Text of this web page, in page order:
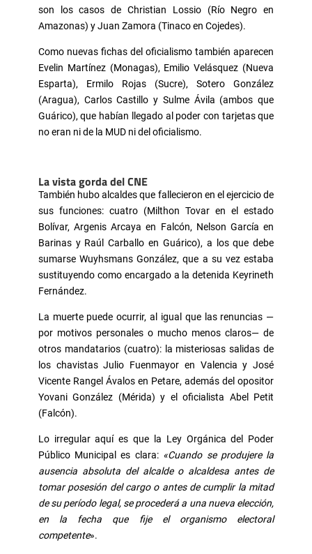
son los casos de Christian Lossio (Río Negro en
Amazonas) y Juan Zamora (Tinaco en Cojedes).
Como nuevas fichas del oficialismo también aparecen
Evelin Martínez (Monagas), Emilio Velásquez (Nueva
Esparta), Ermilo Rojas (Sucre), Sotero González
(Aragua), Carlos Castillo y Sulme Ávila (ambos que
Guárico), que habían llegado al poder con tarjetas que
no eran ni de la MUD ni del oficialismo.
La vista gorda del CNE
También hubo alcaldes que fallecieron en el ejercicio de
sus funciones: cuatro (Milthon Tovar en el estado
Bolívar, Argenis Arcaya en Falcón, Nelson García en
Barinas y Raúl Carballo en Guárico), a los que debe
sumarse Wuyhsmans González, que a su vez estaba
sustituyendo como encargado a la detenida Keyrineth
Fernández.
La muerte puede ocurrir, al igual que las renuncias —
por motivos personales o mucho menos claros— de
otros mandatarios (cuatro): la misteriosas salidas de
los chavistas Julio Fuenmayor en Valencia y José
Vicente Rangel Ávalos en Petare, además del opositor
Yovani González (Mérida) y el oficialista Abel Petit
(Falcón).
Lo irregular aquí es que la Ley Orgánica del Poder
Público Municipal es clara: «Cuando se produjere la
ausencia absoluta del alcalde o alcaldesa antes de
tomar posesión del cargo o antes de cumplir la mitad
de su período legal, se procederá a una nueva elección,
en la fecha que fije el organismo electoral
competente».